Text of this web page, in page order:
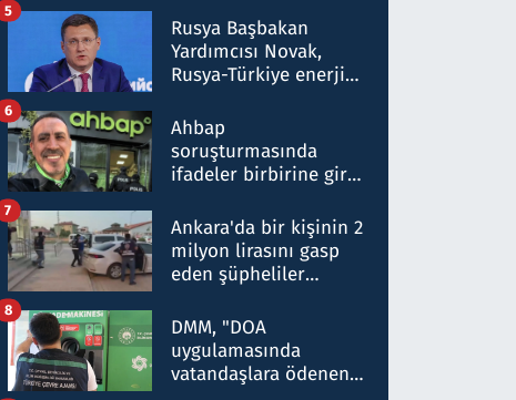
Rusya Başbakan
Yardımcısı Novak,
Rusya-Türkiye enerji
nitelikte olduğunu
belirtti
5
Ahbap
soruşturmasında
ifadeler birbirine girdi:
ifadelerinden ortaya
çıkan tablo şok etti
6
Ankara'da bir kişinin 2
milyon lirasını gasp
eden şüpheliler
7
DMM, "DOA
uygulamasında
vatandaşlara ödenen
8